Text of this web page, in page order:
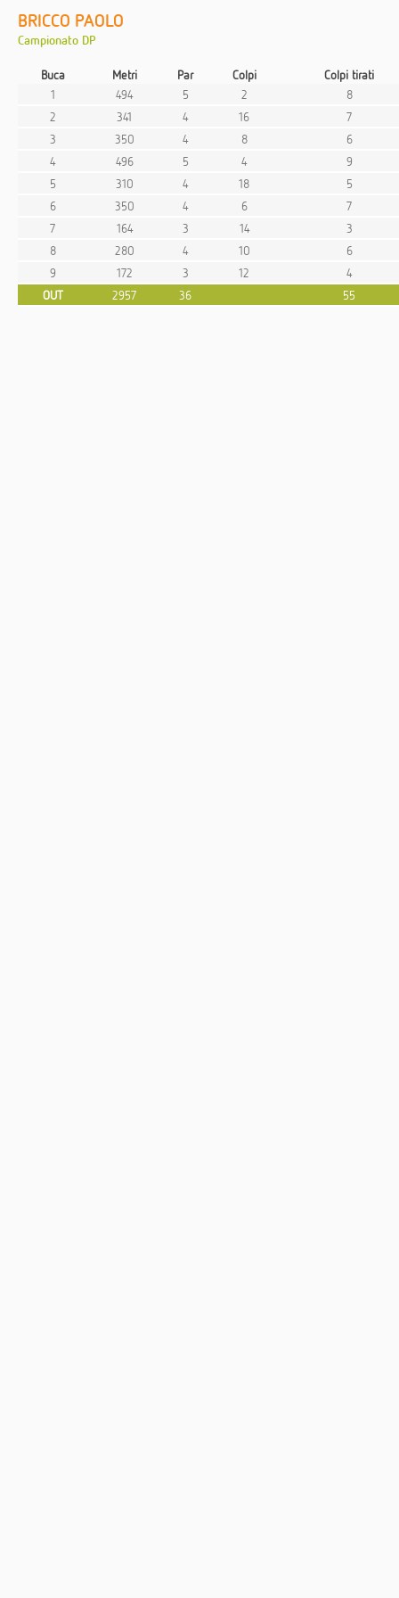
BRICCO PAOLO
Campionato DP
Buca Metri Par Colpi
Colpi tirati
1
494 5 2
8
2
341 4 16
7
3
350 4 8
6
4
496 5 4
9
5
310 4 18
5
6
350 4 6
7
7
164 3 14
3
8
280 4 10
6
9
172 3 12
4
OUT
2957 36 55